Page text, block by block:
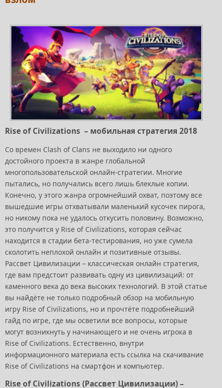
Rise of Civilizations – мобильная стратегия 2018
Со времен Clash of Clans не выходило ни одного
достойного проекта в жанре глобальной
многопользовательской онлайн-стратегии. Многие
пытались, но получались всего лишь блеклые копии.
Конечно, у этого жанра огромнейший охват, поэтому все
вышедшие игры отхватывали маленький кусочек пирога,
но никому пока не удалось откусить половину. Возможно,
это получится у Rise of Civilizations, которая сейчас
находится в стадии бета-тестирования, но уже сумела
сколотить неплохой онлайн и позитивные отзывы.
Рассвет Цивилизации – классическая онлайн стратегия,
где вам предстоит развивать одну из цивилизаций: от
каменного века до века высоких технологий. В этой статье
вы найдёте не только подробный обзор на мобильную
игру Rise of Civilizations, но и прочтёте подробнейший
гайд по игре, где мы осветили все вопросы, которые
могут возникнуть у начинающего и не очень игрока в
Rise of Civilizations. Естественно, внутри
информационного материала есть ссылка на скачивание
Rise of Civilizations на смартфон и компьютер.
Rise of Civilizations (Рассвет Цивилизации) –